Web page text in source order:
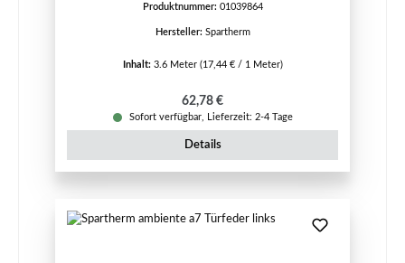
Produktnummer: 01039864
Hersteller: Spartherm
Inhalt: 3.6 Meter (17,44 € / 1 Meter)
Regulärer Preis:
62,78 €
Sofort verfügbar, Lieferzeit: 2-4 Tage
Details